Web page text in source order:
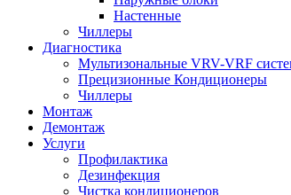
Настенные
Чиллеры
Диагностика
Мультизональные VRV-VRF
Прецизионные Кондиционеры
Чиллеры
Монтаж
Демонтаж
Услуги
Профилактика
Дезинфекция
Чистка кондиционеров